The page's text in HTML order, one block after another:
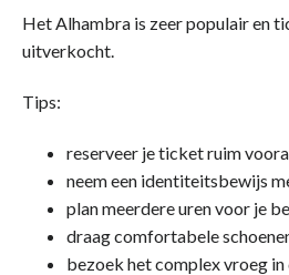
Het Alhambra is zeer populair en
uitverkocht.
Tips:
reserveer je ticket ruim
neem een identiteitsbewijs
plan meerdere uren voor je
draag comfortabele
bezoek het complex vroeg